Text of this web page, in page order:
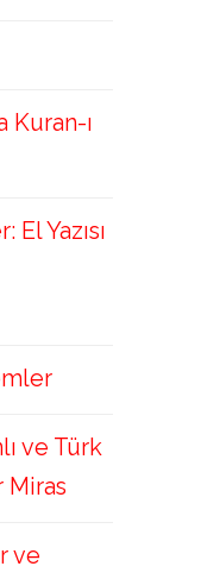
Kuran-ı
El Yazısı
ve Türk
ve